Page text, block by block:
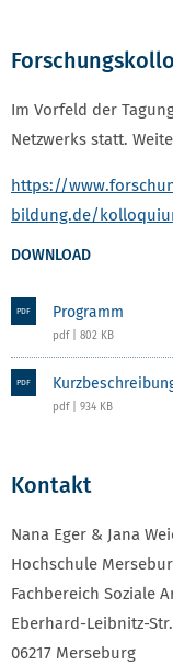
Im Vorfeld der
Netzwerks statt.
https://
bildung.de/
DOWNLOAD
PDF Programm
pdf | 802 KB
PDF
pdf | 934 KB
Kontakt
Nana Eger & Jana
Hochschule
Fachbereich Soziale
Eberhard-Leibnitz-
06217 Merseburg